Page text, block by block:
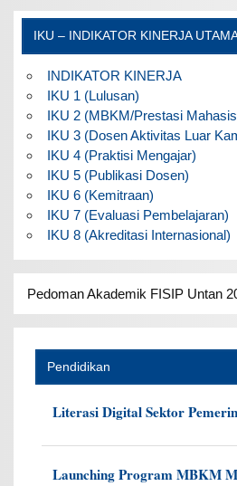
IKU – INDIKATOR KINERJA
INDIKATOR KINERJA
IKU 1 (Lulusan)
IKU 2 (MBKM/Prestasi
IKU 3 (Dosen Aktivitas Luar
IKU 4 (Praktisi Mengajar)
IKU 5 (Publikasi Dosen)
IKU 6 (Kemitraan)
IKU 7 (Evaluasi Pembelajaran)
IKU 8 (Akreditasi Internasional)
Pedoman Akademik FISIP Untan
Pendidikan
Literasi Digital Sektor
Launching Program MBKM